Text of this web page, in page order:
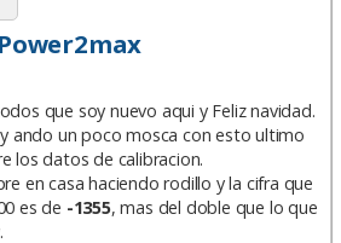
que soy nuevo aqui y Feliz navidad.
ando un poco mosca con esto ultimo
los datos de calibracion.
en casa haciendo rodillo y la cifra que
es de -1355, mas del doble que lo que